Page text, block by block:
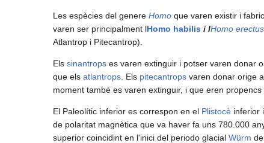
Les espècies del genere Homo que varen existir i
varen ser principalment lHomo habilis i lHomo erectus
Atlantrop i Pitecantrop).
Els sinantrops es varen extinguir i potser varen donar
que els atlantrops . Els pitecantrops varen donar orige
moment també es varen extinguir, i que eren propencs
El Paleolític inferior es correspon en el Plistocè inferior
de polaritat magnètica que va haver fa uns 780.000
superior coincidint en l'inici del periodo glacial Würm